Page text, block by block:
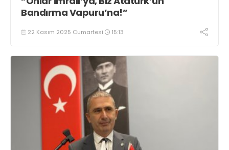
Bandırma Vapuru’na!”
22 Kasım 2025 Cumartesi 15:13